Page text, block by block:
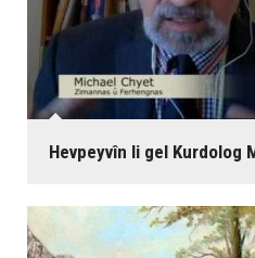
Hevpeyvîn li gel Kurdolog